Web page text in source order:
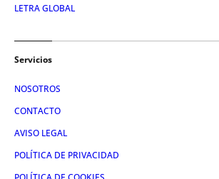
LETRA GLOBAL
Servicios
NOSOTROS
CONTACTO
AVISO LEGAL
POLÍTICA DE PRIVACIDAD